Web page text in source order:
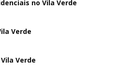
no Vila Verde
Verde
Verde